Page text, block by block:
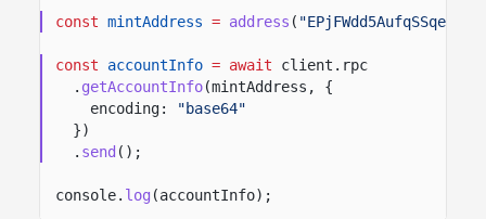
const mintAddress = address (
const accountInfo = await
client.rpc
. getAccountInfo(mintAddress, {
encoding:
"base64"
})
. send ();
console. log (accountInfo);